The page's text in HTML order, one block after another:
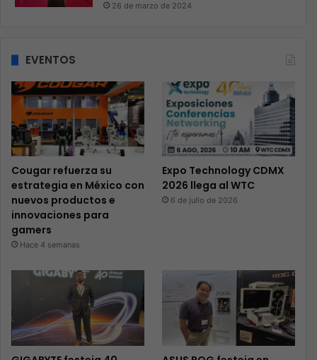
26 de marzo de 2024
EVENTOS
Cougar refuerza su
estrategia en México con
nuevos productos e
innovaciones para
gamers
Hace 4 semanas
Expo Technology CDMX
2026 llega al WTC
6 de julio de 2026